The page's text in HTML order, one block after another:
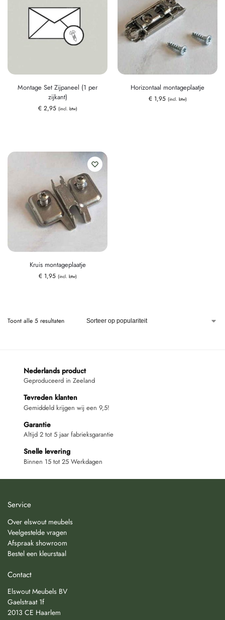
Montage Set Zijpaneel (1 per
zijkant)
€2,95 (incl. btw)
Horizontaal montageplaatje
€1,95 (incl. btw)
Kruis montageplaatje
€1,95 (incl. btw)
Toont alle 5 resultaten
Nederlands product
Geproduceerd in Zeeland
Tevreden klanten
Gemiddeld krijgen wij een 9,5!
Garantie
Altijd 2 tot 5 jaar fabrieksgarantie
Snelle levering
Binnen 15 tot 25 Werkdagen
Service
Over elswout meubels
Veelgestelde vragen
Afspraak showroom
Bestel een kleurstaal
Contact
Elswout Meubels BV
Gaelstraat 1f
2013 CE Haarlem